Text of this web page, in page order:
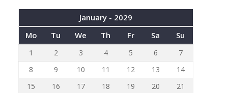
January - 2029
Mo
Tu We Th Fr Sa Su
1 2 3 4 5 6
7
8
9 10 11 12 13
14
15
16 17 18 19 20
21